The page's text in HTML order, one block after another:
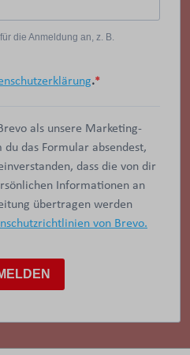
die Anmeldung an, z. B.
.
als unsere Marketing-
das Formular absendest,
dass die von dir
Informationen an
übertragen werden
von Brevo.